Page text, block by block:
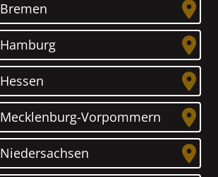
Bremen
Hamburg
Hessen
Mecklenburg-Vorpommern
Niedersachsen